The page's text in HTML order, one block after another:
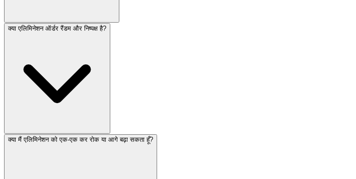
क्या एलिमिनेशन ऑर्डर रैंडम और निष्पक्ष है?
क्या मैं एलिमिनेशन को एक-एक कर रोक या आगे बढ़ा सकता हूँ?